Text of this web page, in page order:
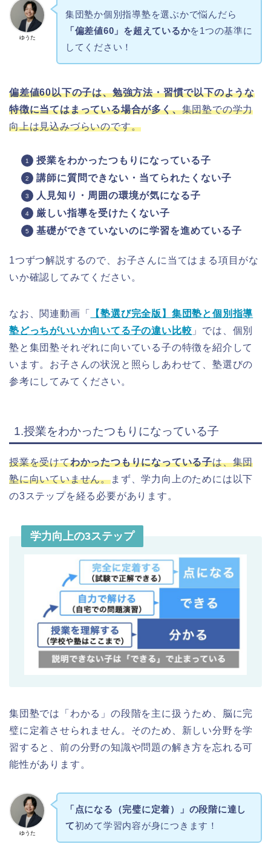
ゆうた
集団塾か個別指導塾を選ぶかで悩んだら
「偏差値60」を超えているかを1つの基準に
してください！
偏差値60以下の子は、勉強方法・習慣で以下のような
特徴に当てはまっている場合が多く、集団塾での学力
向上は見込みづらいのです。
授業をわかったつもりになっている子
講師に質問できない・当てられたくない子
人見知り・周囲の環境が気になる子
厳しい指導を受けたくない子
基礎ができていないのに学習を進めている子
1つずつ解説するので、お子さんに当てはまる項目がな
いか確認してみてください。
なお、関連動画「
【塾選び完全版】集団塾と個別指導
塾どっちがいいか向いてる子の違い比較 」では、個別
塾と集団塾それぞれに向いている子の特徴を紹介して
います。お子さんの状況と照らしあわせて、塾選びの
参考にしてみてください。
1.授業をわかったつもりになっている子
授業を受けてわかったつもりになっている子は、集団
塾に向いていません。まず、学力向上のためには以下
の3ステップを経る必要があります。
学力向上の3ステップ
集団塾では「わかる」の段階を主に扱うため、脳に完
璧に定着させられません。そのため、新しい分野を学
習すると、前の分野の知識や問題の解き方を忘れる可
能性があります。
ゆうた
「点になる（完璧に定着）」の段階に達し
て初めて学習内容が身につきます！